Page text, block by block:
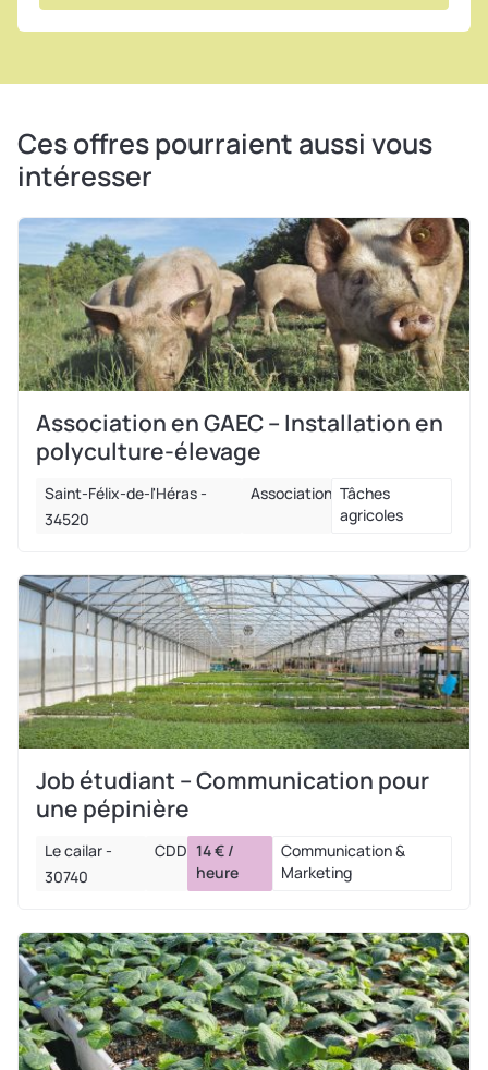
Ces offres pourraient aussi vous
intéresser
Association en GAEC – Installation en
polyculture-élevage
Saint-Félix-de-l'Héras -
34520
Association Tâches
agricoles
Job étudiant – Communication pour
une pépinière
Le cailar -
30740
CDD 14 € /
heure
Communication &
Marketing